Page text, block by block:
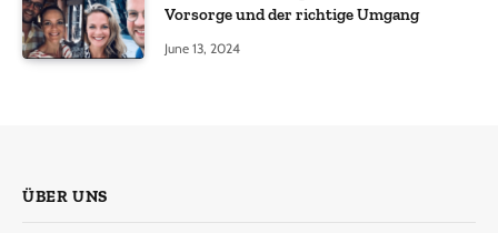
Vorsorge und der richtige Umgang
June 13, 2024
ÜBER UNS